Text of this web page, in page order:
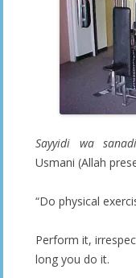
Sayyidi wa sanadi
Usmani (Allah
“Do physical
Perform it,
long you do it.